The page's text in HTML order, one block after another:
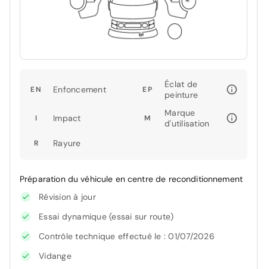
EN Enfoncement EP
Éclat de
peinture
I Impact M
Marque
d'utilisation
R Rayure
Préparation du véhicule en centre de reconditionnement
Révision à jour
Essai dynamique (essai sur route)
Contrôle technique effectué le : 01/07/2026
Vidange